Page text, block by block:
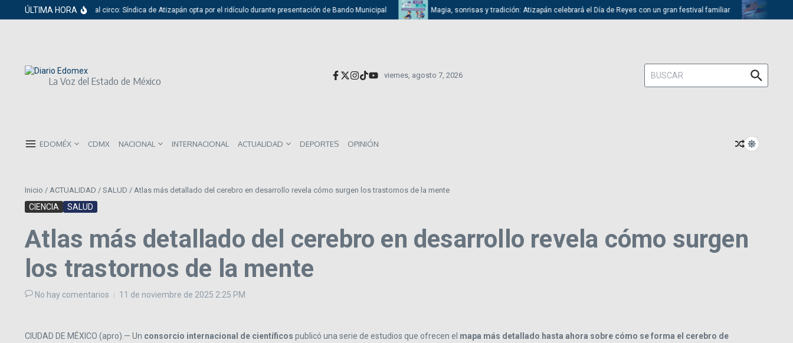
Saltar al contenido
ÚLTIMA HORA
Del cabildo al circo: Síndica de Atizapán opta por el ridículo durante presentación de Bando Municipal Magia, sonrisas y tradición: Atizapán celebrará el Día de Reyes con un gran festival familiar Trump
La Voz del Estado de México viernes, agosto 7, 2026
Buscar:
EDOMÉX CDMX NACIONAL INTERNACIONAL ACTUALIDAD DEPORTES OPINIÓN
Inicio / ACTUALIDAD / SALUD / Atlas más detallado del cerebro en desarrollo revela cómo surgen los trastornos de la mente
CIENCIA SALUD
Atlas más detallado del cerebro en desarrollo revela cómo surgen
los trastornos de la mente
No hay comentarios 11 de noviembre de 2025 2:25 PM
CIUDAD DE MÉXICO (apro).— Un consorcio internacional de científicos publicó una serie de estudios que ofrecen el mapa más detallado hasta ahora sobre cómo se forma el cerebro de